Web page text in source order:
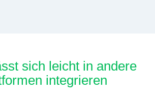
sich leicht in andere
integrieren